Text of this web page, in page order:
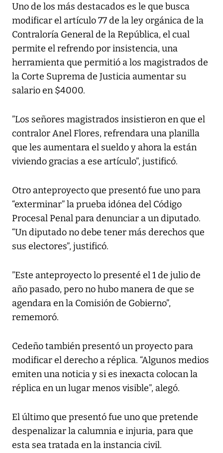
Uno de los más destacados es le que busca
modificar el artículo 77 de la ley orgánica de la
Contraloría General de la República, el cual
permite el refrendo por insistencia, una
herramienta que permitió a los magistrados de
la Corte Suprema de Justicia aumentar su
salario en $4000.
”Los señores magistrados insistieron en que el
contralor Anel Flores, refrendara una planilla
que les aumentara el sueldo y ahora la están
viviendo gracias a ese artículo”, justificó.
Otro anteproyecto que presentó fue uno para
“exterminar” la prueba idónea del Código
Procesal Penal para denunciar a un diputado.
“Un diputado no debe tener más derechos que
sus electores”, justificó.
”Este anteproyecto lo presenté el 1 de julio de
año pasado, pero no hubo manera de que se
agendara en la Comisión de Gobierno”,
rememoró.
Cedeño también presentó un proyecto para
modificar el derecho a réplica. “Algunos medios
emiten una noticia y si es inexacta colocan la
réplica en un lugar menos visible”, alegó.
El último que presentó fue uno que pretende
despenalizar la calumnia e injuria, para que
esta sea tratada en la instancia civil.